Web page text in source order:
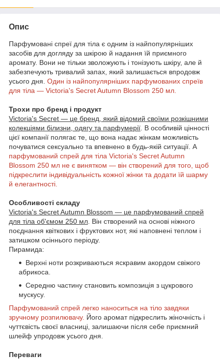
Опис
Парфумовані спреї для тіла є одним із найпопулярніших
засобів для догляду за шкірою й надання їй приємного
аромату. Вони не тільки зволожують і тонізують шкіру, але й
забезпечують тривалий запах, який залишається впродовж
усього дня. Один із найпопулярніших парфумованих спреїв
для тіла — Victoria's Secret Autumn Blossom 250 мл.
Трохи про бренд і продукт
Victoria's Secret — це бренд, який відомий своїми розкішними
колекціями білизни, одягу та парфумерії . В особливій цінності
цієї компанії полягає те, що вона надає жінкам можливість
почуватися сексуально та впевнено в будь-якій ситуації. А
парфумований спрей для тіла Victoria's Secret Autumn
Blossom 250 мл не є винятком — він створений для того, щоб
підкреслити індивідуальність кожної жінки та додати їй шарму
й елегантності.
Особливості складу
Victoria's Secret Autumn Blossom — це парфумований спрей
для тіла об'ємом 250 мл . Він створений на основі ніжного
поєднання квіткових і фруктових нот, які наповнені теплом і
затишком осіннього періоду.
Пирамида:
Верхні ноти розкриваються яскравим акордом свіжого
абрикоса.
Середню частину становить композиція з цукрового
мускусу.
Парфумований спрей легко наноситься на тіло завдяки
зручному розпилювачу. Його аромат підкреслить жіночність і
чуттєвість своєї власниці, залишаючи після себе приємний
шлейф упродовж усього дня.
Переваги